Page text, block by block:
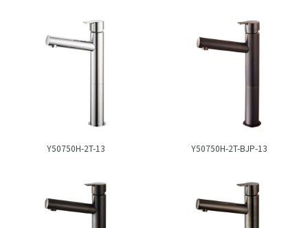
Y50750H-2T-13 Y50750H-2T-BJP-13